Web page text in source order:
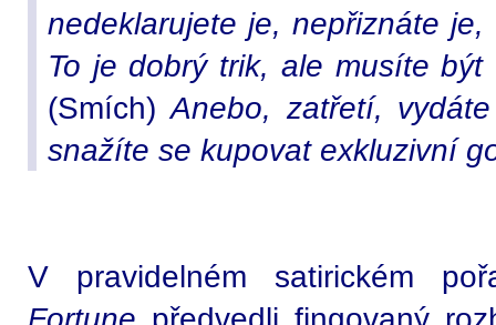
nedeklarujete je, nepřiznáte
To je dobrý trik, ale musíte
(Smích) Anebo, zatřetí,
snažíte se kupovat exkluzivní
V pravidelném satirickém